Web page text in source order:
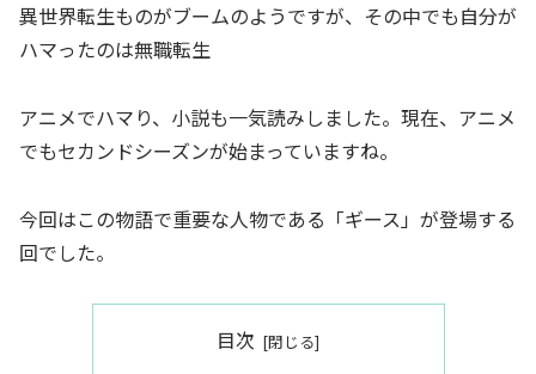
異世界転生ものがブームのようですが、その中でも自分が
ハマったのは無職転生
アニメでハマり、小説も一気読みしました。現在、アニメ
でもセカンドシーズンが始まっていますね。
今回はこの物語で重要な人物である「ギース」が登場する
回でした。
目次